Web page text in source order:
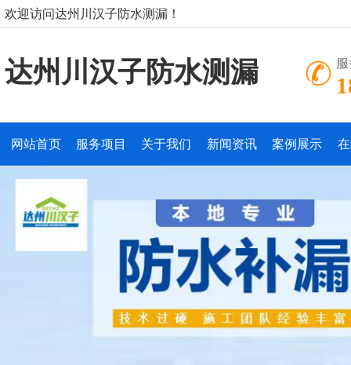
欢迎访问达州川汉子防水测漏！
达州川汉子防水测漏
网站首页 服务项目 关于我们 新闻资讯 案例展示